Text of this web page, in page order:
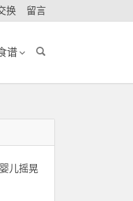
换 留言
谱
儿摇晃